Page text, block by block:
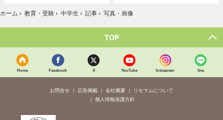
ホーム › 教育・受験 › 中学生 › 記事 › 写真・画像
TOP
Home Facebook X YouTube Instagram line
お問合せ 広告掲載 会社概要
リセマムについて
個人情報保護方針